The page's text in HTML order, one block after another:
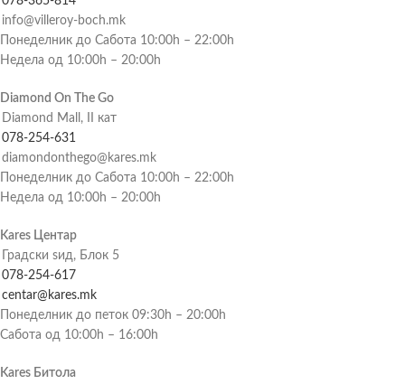
info@villeroy-boch.mk
Понеделник до Сабота 10:00h – 22:00h
Недела од 10:00h – 20:00h
Diamond On The Go
Diamond Mall, II кат
078-254-631
diamondonthego@kares.mk
Понеделник до Сабота 10:00h – 22:00h
Недела од 10:00h – 20:00h
Kares Центар
Градски ѕид, Блок 5
078-254-617
centar@kares.mk
Понеделник до петок 09:30h – 20:00h
Сабота од 10:00h – 16:00h
Kares Битола